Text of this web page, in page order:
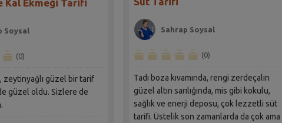
Kal Ekmeği Tarifi
Soysal
(0)
zeytinyağlı güzel bir tarif
güzel oldu. Sizlere de
Sahrap Soysal
(0)
Tadı boza kıvamında, rengi zerdeçalın
güzel altın sarılığında, mis gibi kokulu,
sağlık ve enerji deposu, çok lezzetli süt
tarifi. Üstelik son zamanlarda da çok ama